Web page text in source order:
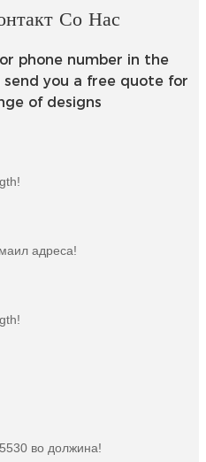
Со Нас
phone number in the
you a free quote for
of designs
адреса!
во должина!